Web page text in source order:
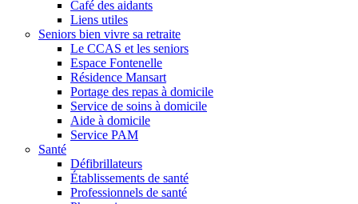
Café des aidants
Liens utiles
Seniors bien vivre sa retraite
Le CCAS et les seniors
Espace Fontenelle
Résidence Mansart
Portage des repas à domicile
Service de soins à domicile
Aide à domicile
Service PAM
Santé
Défibrillateurs
Établissements de santé
Professionnels de santé